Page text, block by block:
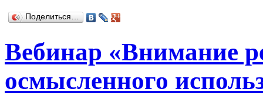
Поделиться…
Вебинар «Внимание
осмысленного